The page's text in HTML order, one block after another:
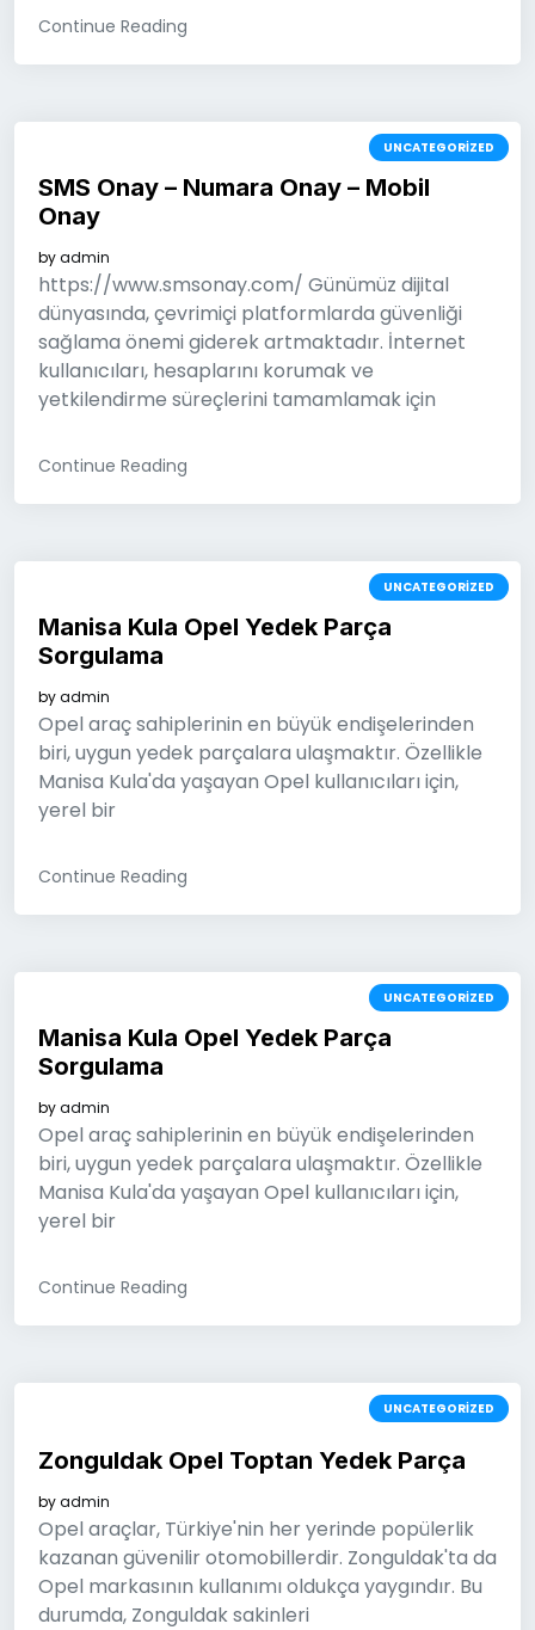
Continue Reading
UNCATEGORIZED
SMS Onay – Numara Onay – Mobil
Onay
byadmin
https://www.smsonay.com/ Günümüz dijital
dünyasında, çevrimiçi platformlarda güvenliği
sağlama önemi giderek artmaktadır. İnternet
kullanıcıları, hesaplarını korumak ve
yetkilendirme süreçlerini tamamlamak için
Continue Reading
UNCATEGORIZED
Manisa Kula Opel Yedek Parça
Sorgulama
byadmin
Opel araç sahiplerinin en büyük endişelerinden
biri, uygun yedek parçalara ulaşmaktır. Özellikle
Manisa Kula'da yaşayan Opel kullanıcıları için,
yerel bir
Continue Reading
UNCATEGORIZED
Manisa Kula Opel Yedek Parça
Sorgulama
byadmin
Opel araç sahiplerinin en büyük endişelerinden
biri, uygun yedek parçalara ulaşmaktır. Özellikle
Manisa Kula'da yaşayan Opel kullanıcıları için,
yerel bir
Continue Reading
UNCATEGORIZED
Zonguldak Opel Toptan Yedek Parça
byadmin
Opel araçlar, Türkiye'nin her yerinde popülerlik
kazanan güvenilir otomobillerdir. Zonguldak'ta da
Opel markasının kullanımı oldukça yaygındır. Bu
durumda, Zonguldak sakinleri